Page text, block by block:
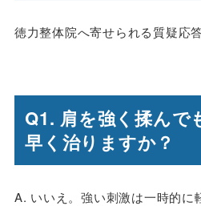
徳力整体院へ寄せられる質疑応
Q1. 肩を強く揉んで
早く治りますか？
A. いいえ。強い刺激は一時的に